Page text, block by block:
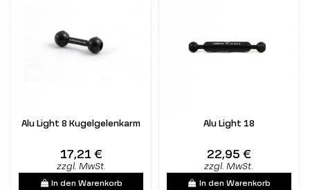
Alu Light 8 Kugelgelenkarm
17,21 €
zzgl. MwSt.
In den Warenkorb
Alu Light 18
22,95 €
zzgl. MwSt.
In den Warenkorb